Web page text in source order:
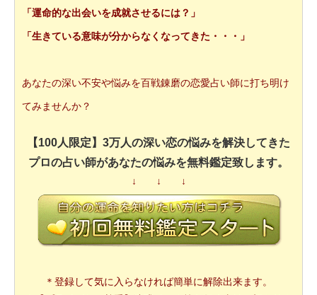
「運命的な出会いを成就させるには？」
「生きている意味が分からなくなってきた・・・」
あなたの深い不安や悩みを百戦錬磨の恋愛占い師に打ち明け
てみませんか？
【100人限定】3万人の深い恋の悩みを解決してきた
プロの占い師があなたの悩みを無料鑑定致します。
↓ ↓ ↓
＊登録して気に入らなければ簡単に解除出来ます。